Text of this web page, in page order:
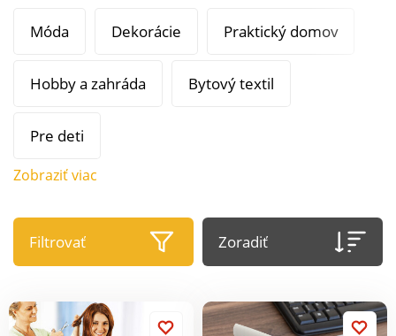
Móda Dekorácie Praktický domov
Hobby a zahráda Bytový textil
Pre deti
Zobraziť viac
Filtrovať Zoradiť